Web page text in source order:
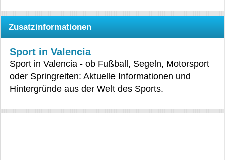
Zusatzinformationen
Sport in Valencia
Sport in Valencia - ob Fußball, Segeln, Motorsport
oder Springreiten: Aktuelle Informationen und
Hintergründe aus der Welt des Sports.